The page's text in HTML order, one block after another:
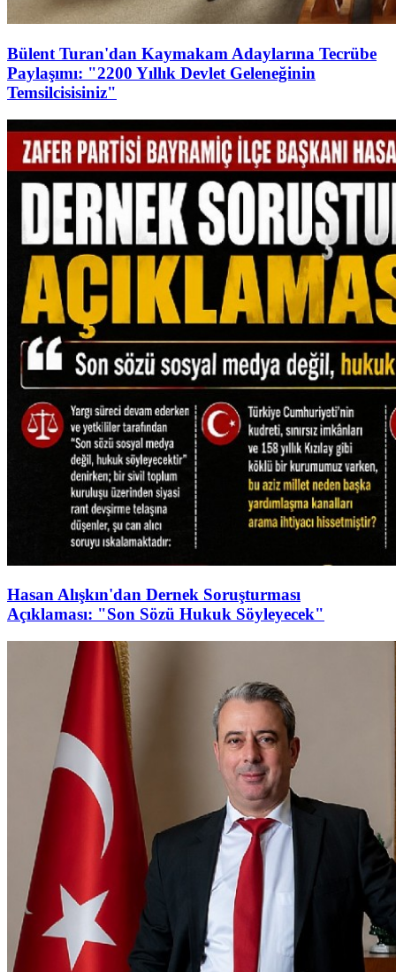
Bülent Turan'dan Kaymakam Adaylarına Tecrübe
Paylaşımı: "2200 Yıllık Devlet Geleneğinin
Temsilcisisiniz"
Hasan Alışkın'dan Dernek Soruşturması
Açıklaması: "Son Sözü Hukuk Söyleyecek"